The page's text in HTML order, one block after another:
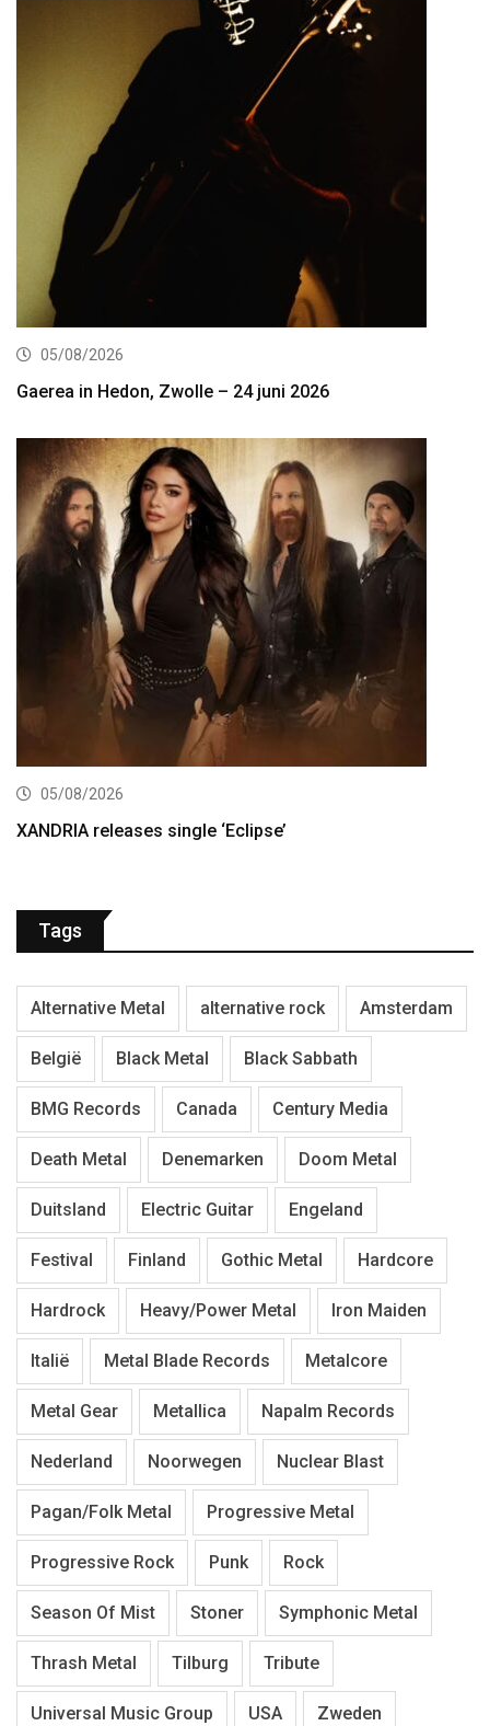
05/08/2026
Gaerea in Hedon, Zwolle – 24 juni 2026
05/08/2026
XANDRIA releases single ‘Eclipse’
Tags
Alternative Metal alternative rock Amsterdam
België Black Metal Black Sabbath
BMG Records Canada Century Media
Death Metal Denemarken Doom Metal
Duitsland Electric Guitar Engeland
Festival Finland Gothic Metal Hardcore
Hardrock Heavy/Power Metal Iron Maiden
Italië Metal Blade Records Metalcore
Metal Gear Metallica Napalm Records
Nederland Noorwegen Nuclear Blast
Pagan/Folk Metal Progressive Metal
Progressive Rock Punk Rock
Season Of Mist Stoner Symphonic Metal
Thrash Metal Tilburg Tribute
Universal Music Group USA Zweden